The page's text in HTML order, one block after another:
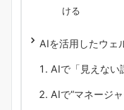
ける
AIを活用したウェ
AIで「見えない
AIで“マネージ